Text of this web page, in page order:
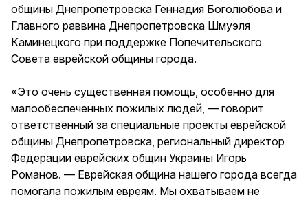
общины Днепропетровска Геннадия Боголюбова и
Главного раввина Днепропетровска Шмуэля
Каминецкого при поддержке Попечительского
Совета еврейской общины города.
«Это очень существенная помощь, особенно для
малообеспеченных пожилых людей, — говорит
ответственный за специальные проекты еврейской
общины Днепропетровска, региональный директор
Федерации еврейских общин Украины Игорь
Романов. — Еврейская община нашего города всегда
помогала пожилым евреям. Мы охватываем не